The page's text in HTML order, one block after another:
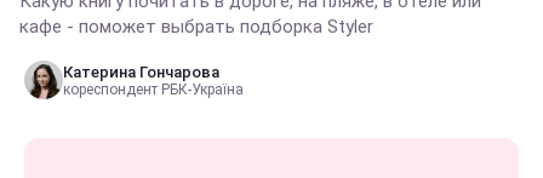
кафе - поможет выбрать подборка Styler
Катерина Гончарова
кореспондент РБК-Україна